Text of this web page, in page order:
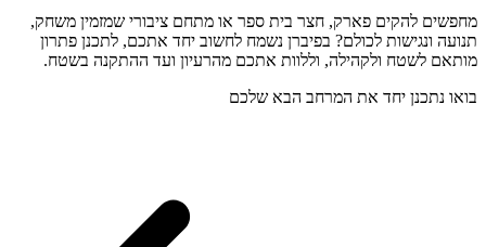
מחפשים להקים פארק, חצר בית ספר או מתחם ציבורי שמזמין משחק,
תנועה ונגישות לכולם? בפיברן נשמח לחשוב יחד אתכם, לתכנן פתרון
מותאם לשטח ולקהילה, וללוות אתכם מהרעיון ועד ההתקנה בשטח.
בואו נתכנן יחד את המרחב הבא שלכם